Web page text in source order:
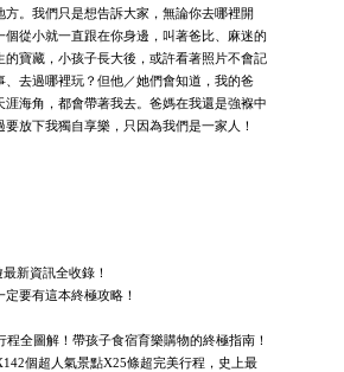
方。我們只是想告訴大家，無論你去哪裡開
個從小就一直跟在你身邊，叫著爸比、麻迷的
的寶藏，小孩子長大後，或許看著照片不會記
、去過哪裡玩？但他／她們會知道，我的爸
涯海角，都會帶著我去。爸媽在我還是強褓中
放下我獨自享樂，只因為我們是一家人！
新資訊全收錄！
要有這本終極攻略！
全圖解！帶孩子食宿育樂購物的終極指南！
個超人氣景點X25條超完美行程，史上最